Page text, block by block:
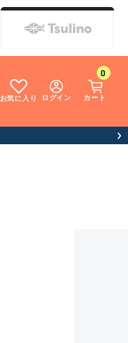
お気に入り ログイン カート
0